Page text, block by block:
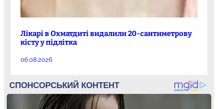
Лікарі в Охматдиті видалили 20-сантиметрову
кісту у підлітка
06.08.2026